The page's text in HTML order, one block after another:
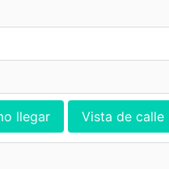
llegar Vista de calle